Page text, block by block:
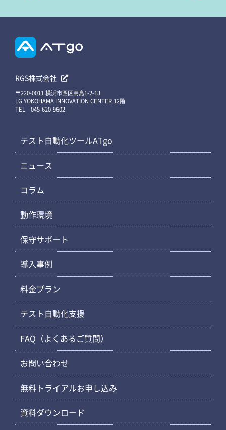
RGS株式会社
〒220-0011 横浜市西区高島1-2-13
LG YOKOHAMA INNOVATION CENTER 12階
TEL 045-620-9602
テスト自動化ツールATgo
ニュース
コラム
動作環境
保守サポート
導入事例
料金プラン
テスト自動化支援
FAQ（よくあるご質問）
お問い合わせ
無料トライアルお申し込み
資料ダウンロード